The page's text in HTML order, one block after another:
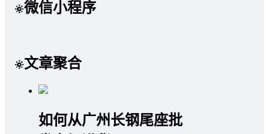
微信小程序
文章聚合
如何从广州长钢尾座批